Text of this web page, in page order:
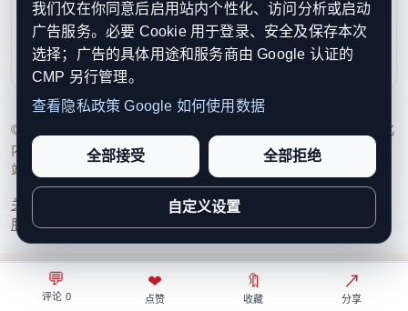
💬
评论 0
❤
点赞
🔖
收藏
↗
分享
contact@xinouzhou.com
服务支持、版权与合作：工作日优先处理站务、投稿与权
利通知
© 2026 新欧洲·欧洲头条. All Rights Reserved. 本网站持续优化
内容透明度、联系方式与用户权利说明，以提升品牌信任感和
站点完整度。
关于我们 编辑规范日期归档隐私政策
服务条款联系我们
我们仅在你同意后启用站内个性化、访问分析或启动
广告服务。必要 Cookie 用于登录、安全及保存本次
选择；广告的具体用途和服务商由 Google 认证的
CMP 另行管理。
查看隐私政策 Google 如何使用数据
全部接受 全部拒绝
自定义设置
⌂
首页
◎
关注
↗
热榜
○
我的